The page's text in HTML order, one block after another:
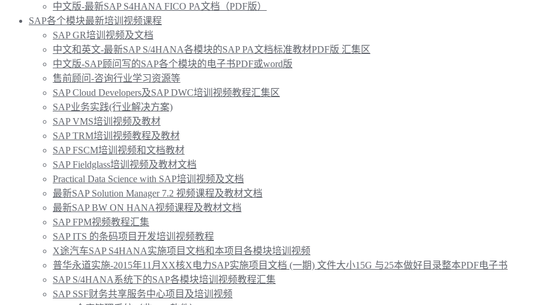
中文版-最新SAP S4HANA FICO PA文档（PDF版）
SAP各个模块最新培训视频课程
SAP GR培训视频及文档
中文和英文-最新SAP S/4HANA各模块的SAP PA文档标准教材PDF版 汇集区
中文版-SAP顾问写的SAP各个模块的电子书PDF或word版
售前顾问-咨询行业学习资源等
SAP Cloud Developers及SAP DWC培训视频教程汇集区
SAP业务实践(行业解决方案)
SAP VMS培训视频及教材
SAP TRM培训视频教程及教材
SAP FSCM培训视频和文档教材
SAP Fieldglass培训视频及教材文档
Practical Data Science with SAP培训视频及文档
最新SAP Solution Manager 7.2 视频课程及教材文档
最新SAP BW ON HANA视频课程及教材文档
SAP FPM视频教程汇集
SAP ITS 的条码项目开发培训视频教程
X途汽车SAP S4HANA实施项目文档和本项目各模块培训视频
普华永道实施-2015年11月XX核X电力SAP实施项目文档 (一期) 文件大小15G 与25本做好目录整本PDF电子书
SAP S/4HANA系统下的SAP各模块培训视频教程汇集
SAP SSF财务共享服务中心项目及培训视频